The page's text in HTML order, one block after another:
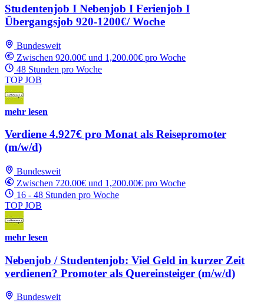
Studentenjob I Nebenjob I Ferienjob I
Übergangsjob 920-1200€/ Woche
Bundesweit
Zwischen 920.00€ und 1,200.00€ pro Woche
48 Stunden pro Woche
TOP JOB
mehr lesen
Verdiene 4.927€ pro Monat als Reisepromoter
(m/w/d)
Bundesweit
Zwischen 720.00€ und 1,200.00€ pro Woche
16 - 48 Stunden pro Woche
TOP JOB
mehr lesen
Nebenjob / Studentenjob: Viel Geld in kurzer Zeit
verdienen? Promoter als Quereinsteiger (m/w/d)
Bundesweit